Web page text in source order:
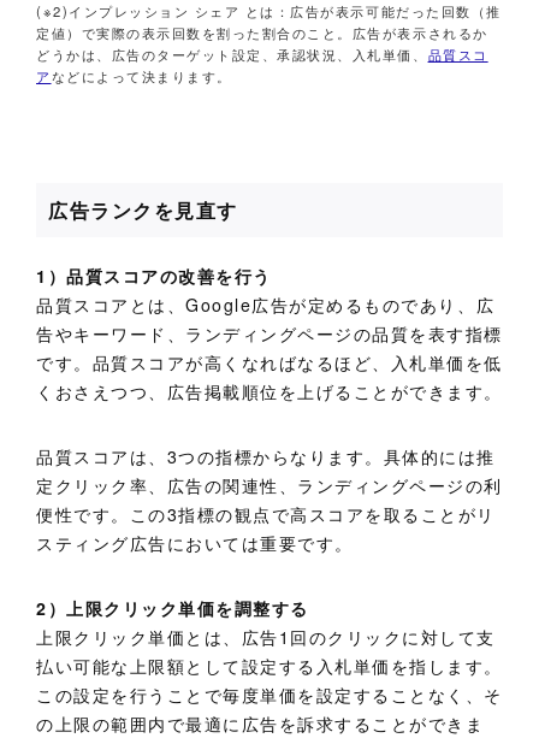
(※2)インプレッション シェア とは：広告が表示可能だった回数（推
定値）で実際の表示回数を割った割合のこと。広告が表示されるか
どうかは、広告のターゲット設定、承認状況、入札単価、 品質スコ
アなどによって決まります。
広告ランクを見直す
1）品質スコアの改善を行う
品質スコアとは、Google広告が定めるものであり、広
告やキーワード、ランディングページの品質を表す指標
です。品質スコアが高くなればなるほど、入札単価を低
くおさえつつ、広告掲載順位を上げることができます。
品質スコアは、3つの指標からなります。具体的には推
定クリック率、広告の関連性、ランディングページの利
便性です。この3指標の観点で高スコアを取ることがリ
スティング広告においては重要です。
2）上限クリック単価を調整する
上限クリック単価とは、広告1回のクリックに対して支
払い可能な上限額として設定する入札単価を指します。
この設定を行うことで毎度単価を設定することなく、そ
の上限の範囲内で最適に広告を訴求することができま